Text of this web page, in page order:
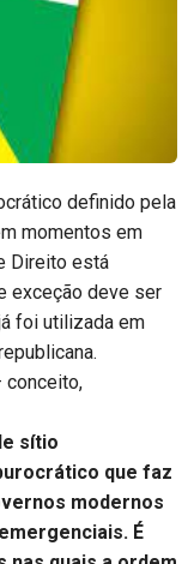
definido pela
momentos em
Direito está
exceção deve ser
foi utilizada em
conceito,
sítio
que faz
modernos
É